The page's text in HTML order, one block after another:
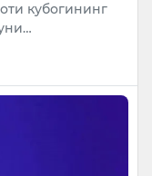
кубогининг